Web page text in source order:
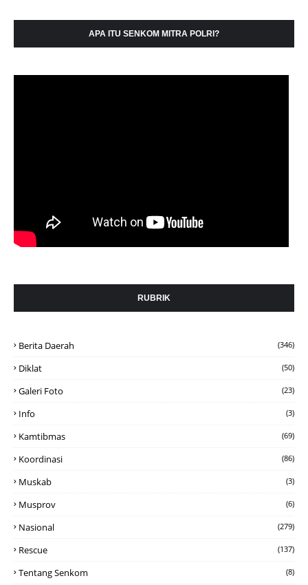
APA ITU SENKOM MITRA POLRI?
RUBRIK
Berita Daerah (346)
Diklat (50)
Galeri Foto (23)
Info (3)
Kamtibmas (69)
Koordinasi (86)
Muskab (3)
Musprov (6)
Nasional (279)
Rescue (137)
Tentang Senkom (8)